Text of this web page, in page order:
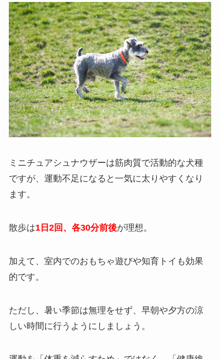
ミニチュアシュナウザーは筋肉質で活動的な犬種
ですが、運動不足になると一気に太りやすくなり
ます。
散歩は1日2回、各30分前後が理想。
加えて、室内でのおもちゃ遊びや知育トイも効果
的です。
ただし、暑い季節は無理をせず、早朝や夕方の涼
しい時間に行うようにしましょう。